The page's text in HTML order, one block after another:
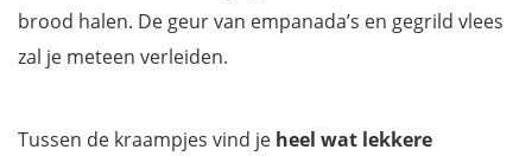
brood halen. De geur van empanada’s en gegrild vlees
zal je meteen verleiden.
Tussen de kraampjes vind je heel wat lekkere